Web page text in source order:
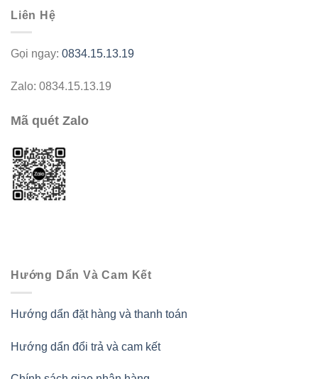
Liên Hệ
Gọi ngay: 0834.15.13.19
Zalo: 0834.15.13.19
Mã quét Zalo
Hướng Dẩn Và Cam Kết
Hướng dẩn đặt hàng và thanh toán
Hướng dẩn đổi trả và cam kết